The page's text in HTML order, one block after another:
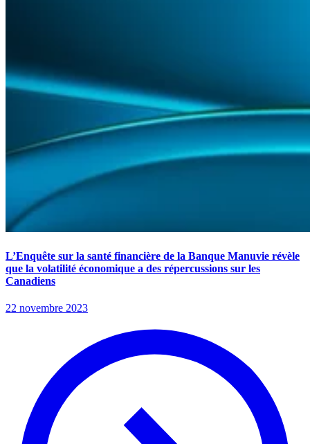
L’Enquête sur la santé financière de la Banque Manuvie révèle
que la volatilité économique a des répercussions sur les
Canadiens
22 novembre 2023